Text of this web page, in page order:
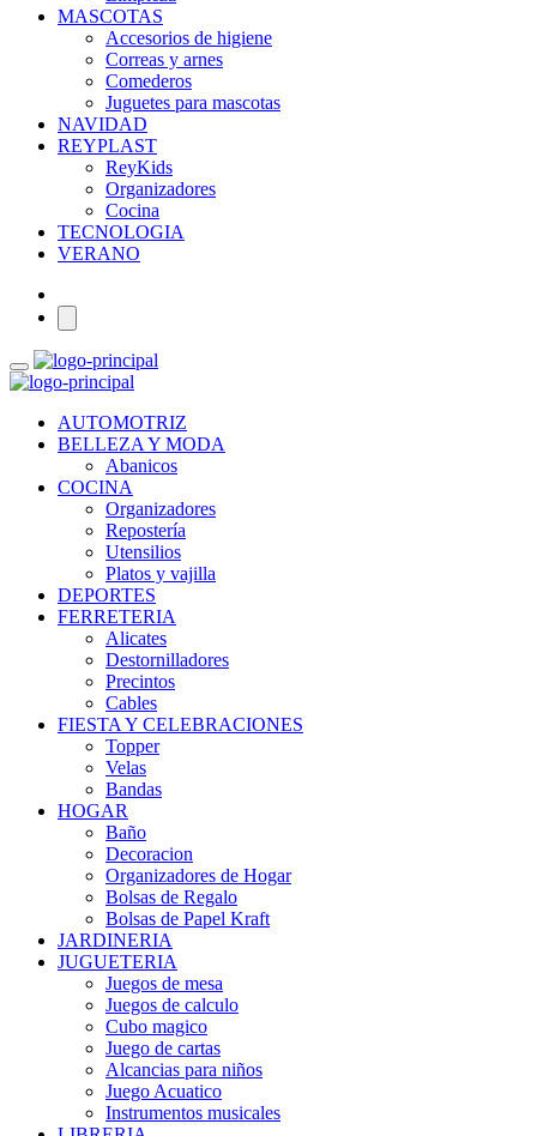
MASCOTAS
Accesorios de higiene
Correas y arnes
Comederos
Juguetes para mascotas
NAVIDAD
REYPLAST
ReyKids
Organizadores
Cocina
TECNOLOGIA
VERANO
AUTOMOTRIZ
BELLEZA Y MODA
Abanicos
COCINA
Organizadores
Repostería
Utensilios
Platos y vajilla
DEPORTES
FERRETERIA
Alicates
Destornilladores
Precintos
Cables
FIESTA Y CELEBRACIONES
Topper
Velas
Bandas
HOGAR
Baño
Decoracion
Organizadores de Hogar
Bolsas de Regalo
Bolsas de Papel Kraft
JARDINERIA
JUGUETERIA
Juegos de mesa
Juegos de calculo
Cubo magico
Juego de cartas
Alcancias para niños
Juego Acuatico
Instrumentos musicales